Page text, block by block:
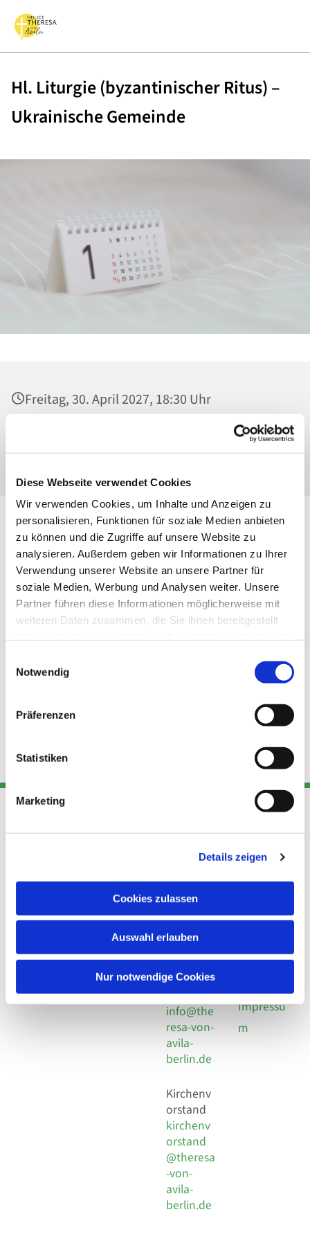
Diese Webseite verwendet Cookies
Wir verwenden Cookies, um Inhalte und Anzeigen zu
personalisieren, Funktionen für soziale Medien anbieten
zu können und die Zugriffe auf unsere Website zu
analysieren. Außerdem geben wir Informationen zu Ihrer
Verwendung unserer Website an unsere Partner für
soziale Medien, Werbung und Analysen weiter. Unsere
Partner führen diese Informationen möglicherweise mit
weiteren Daten zusammen, die Sie ihnen bereitgestellt
Notwendig
Präferenzen
Statistiken
Marketing
Details zeigen
Cookies zulassen
Auswahl erlauben
Nur notwendige Cookies
Hl. Liturgie (byzantinischer Ritus) –
Ukrainische Gemeinde
Freitag, 30. April 2027, 18:30 Uhr
Heilig Kreuz, Kirche, Malchower Weg 22-24,
13053 Berlin
Adresse
Kirchengemeinde Pfarrei
Hl. Theresa von Avila Berlin
Nordost
Leitender Pfarrer - Norbert
Pomplun
13086 Berlin
Kont
Telefon
+49 30
924 64 28
30 924 54
18
E-Mail
info@the
resa-von-
avila-
berlin.de
Kirchenv
orstand
kirchenv
orstand
@theresa
-von-
avila-
berlin.de
Links
Datensch
Datensch
Social
Impressu
m